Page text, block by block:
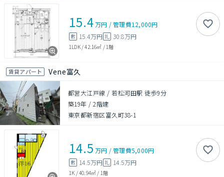
15.4万円 /管理費12,000円
敷 15.4万円 礼 30.8万円
1LDK/42.16㎡ / 1階
賃貸アパート Vene富久
都営大江戸線 / 若松河田駅 徒歩9分
築19年 /2階建
東京都新宿区富久町38-1
14.5 万円 /管理費5,000円
敷 14.5万円 礼 14.5万円
1K /40.94㎡ / 1階